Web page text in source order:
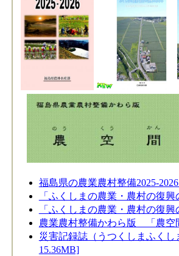
福島県の農業農村整備2025-
「ふくしまの農業・農村の復
「ふくしまの農業・農村の復
農業農村整備かわら版 「農空
災害記録誌（うつくしまふく
15.36MB]